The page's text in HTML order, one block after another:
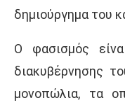
δημιούργημα του
Ο φασισμός
διακυβέρνησης
μονοπώλια, τα